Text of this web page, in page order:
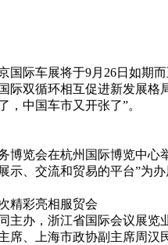
际车展将于9月26日如期
双循环相互促进新发展
中国车市又开张了”。
览会在杭州国际博览中
、交流和贸易的平台”为
精彩亮相服贸会
主办，浙江省国际会议展
席、上海市政协副主席周